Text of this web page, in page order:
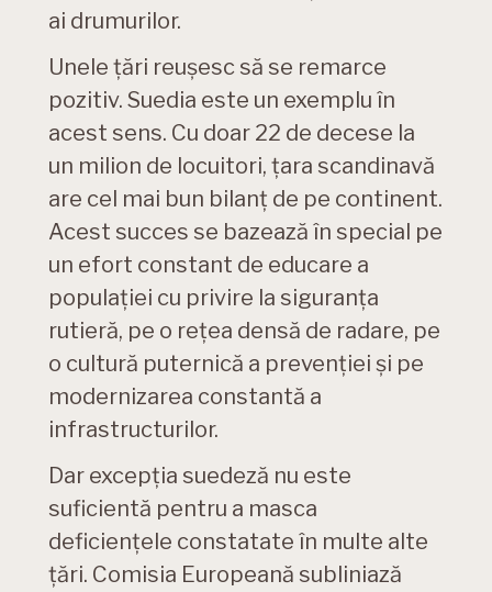
ai drumurilor.
Unele țări reușesc să se remarce
pozitiv. Suedia este un exemplu în
acest sens. Cu doar 22 de decese la
un milion de locuitori, țara scandinavă
are cel mai bun bilanț de pe continent.
Acest succes se bazează în special pe
un efort constant de educare a
populației cu privire la siguranța
rutieră, pe o rețea densă de radare, pe
o cultură puternică a prevenției și pe
modernizarea constantă a
infrastructurilor.
Dar excepția suedeză nu este
suficientă pentru a masca
deficiențele constatate în multe alte
țări. Comisia Europeană subliniază